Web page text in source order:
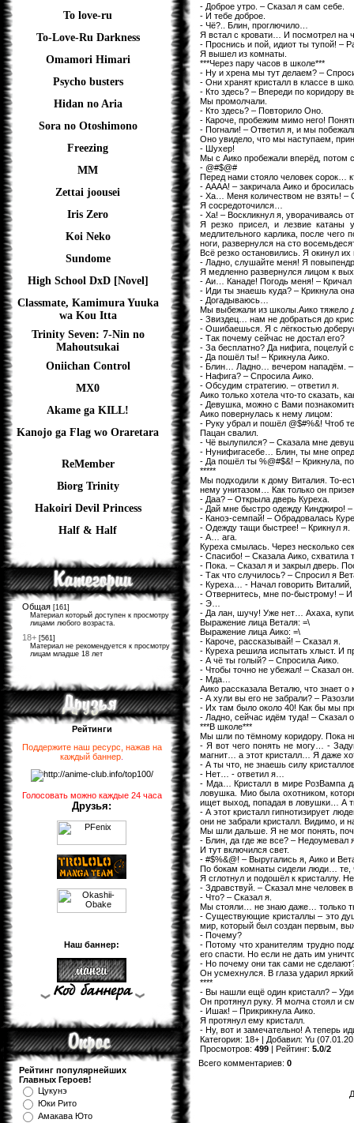
To love-ru
To-Love-Ru Darkness
Omamori Himari
Psycho busters
Hidan no Aria
Sora no Otoshimono
Freezing
ММ
Zettai joousei
Iris Zero
Koi Neko
Sundome
High School DxD [Novel]
Classmate, Kamimura Yuuka
wa Kou Itta
Trinity Seven: 7-Nin no
Mahoutsukai
Oniichan Control
MX0
Akame ga KILL!
Kanojo ga Flag wo Oraretara
ReMember
Biorg Trinity
Hakoiri Devil Princess
Half & Half
Общая [161]
Материал который доступен к просмотру
лицами любого возраста.
18+ [561]
Материал не рекомендуется к просмотру
лицам младше 18 лет
Рейтинги
Поддержите наш ресурс, нажав на
каждый баннер
Голосовать можно каждые 24 часа
Друзья:
Наш баннер:
Рейтинг популярнейших
Главных Героев!
Цукунэ
Юки Рито
Амакава Юто
- Доброе утро. – Сказал я сам себе.
- И тебе доброе.
- Чё?.. Блин, проглючило…
Я встал с кровати… И посмотрел на
- Проснись и пой, идиот ты тупой! –
Я вышел из комнаты.
***Через пару часов в школе***
- Ну и хрена мы тут делаем? –
- Они хранят кристалл в классе в
- Кто здесь? – Впереди по
Мы промолчали.
- Кто здесь? – Повторило Оно.
- Кароче, пробежим мимо него!
- Погнали! – Ответил я, и мы
Оно увидело, что мы наступаем,
- Шухер!
Мы с Аико пробежали вперёд, потом
- @#$@#
Перед нами стояло человек сорок…
- АААА! – закричала Аико и
- Ха… Меня количеством не взять! –
Я сосредоточился…
- Ха! – Воскликнул я, уворачиваясь
Я резко присел, и лезвие катаны
медлительного карлика, после
ноги, развернулся на сто
Всё резко остановились. Я окинул
- Ладно, слушайте меня! Я
Я медленно развернулся лицом к
- Аи… Канаде! Погодь меня! – Кричал
- Иди ты знаешь куда? – Крикнула
- Догадываюсь…
Мы выбежали из школы.Аико тяжело
- Звиздец… нам не добраться до
- Ошибаешься. Я с лёгкостью
- Так почему сейчас не достал его?
- За бесплатно? Да нифига, поцелуй
- Да пошёл ты! – Крикнула Аико.
- Блин… Ладно… вечером нападём. –
- Нафига? – Спросила Аико.
- Обсудим стратегию. – ответил я.
Аико только хотела что-то сказать,
- Девушка, можно с Вами
Аико повернулась к нему лицом:
- Руку убрал и пошёл @$#%&! Чтоб
Пацан свалил.
- Чё вылупился? – Сказала мне
- Нунифигасебе… Блин, ты мне
- Да пошёл ты %@#$&! – Крикнула,
*****
Мы подходили к дому Виталия. То-
нему унитазом… Как только он
- Даа? – Открыла дверь Куреха.
- Дай мне быстро одежду Кинджиро! –
- Каноэ-семпай! – Обрадовалась
- Одежду тащи быстрее! – Крикнул я.
- А… ага.
Куреха смылась. Через несколько
- Спасибо! – Сказала Аико, схватила
- Пока. – Сказал я и закрыл дверь.
- Так что случилось? – Спросил я
- Куреха… - Начал говорить Виталий,
- Отвернитесь, мне по-быстрому! – И
- Э…
- Да лан, шучу! Уже нет… Ахаха,
Выражение лица Веталя: =\
Выражение лица Аико: =\
- Кароче, рассказывай! – Сказал я.
- Куреха решила испытать хлыст. И
- А чё ты голый? – Спросила Аико.
- Чтобы точно не убежал! – Сказал он.
- Мда…
Аико рассказала Веталю, что знает о
- А хули вы его не забрали? –
- Их там было около 40! Как бы мы
- Ладно, сейчас идём туда! – Сказал
***В школе***
Мы шли по тёмному коридору. Пока
- Я вот чего понять не могу… -
магнит… а этот кристалл… Я даже
- А ты что, не знаешь силу
- Нет… - ответил я…
- Мда… Кристалл в мире РозВампа
ловушка. Мио была охотником,
ищет выход, попадая в ловушки… А
- А этот кристалл гипнотизирует
они не забрали кристалл. Видимо, и
Мы шли дальше. Я не мог понять,
- Блин, да где же все? – Недоумевал
И тут включился свет.
- #$%&@! – Выругались я, Аико и
По бокам комнаты сидели люди… те,
Я сглотнул и подошёл к кристаллу.
- Здравствуй. – Сказал мне человек
- Что? – Сказал я.
Мы стояли… не знаю даже… только
- Существующие кристаллы – это
мир, который был создан первым,
- Почему?
- Потому что хранителям трудно
его спасти. Но если не дать им
- Но почему они так сами не
Он усмехнулся. В глаза ударил яркий
****
- Вы нашли ещё один кристалл? –
Он протянул руку. Я молча стоял и
- Ишак! – Прикрикнула Аико.
Я протянул ему кристалл.
- Ну, вот и замечательно! А теперь
Категория: 18+ | Добавил: Yu
Просмотров: 499 | Рейтинг: 5.0/2
Всего комментариев: 0